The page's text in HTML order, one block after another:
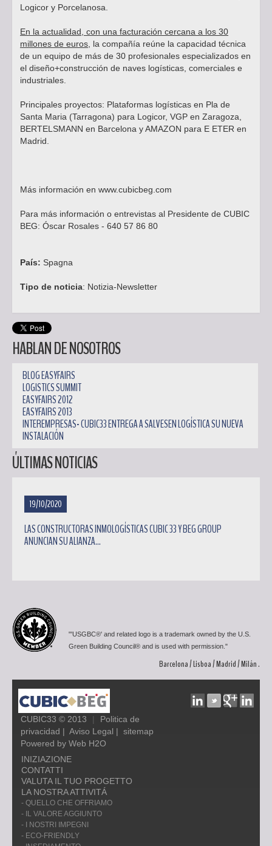
Logicor y Porcelanosa.
En la actualidad, con una facturación cercana a los 30
millones de euros , la compañía reúne la capacidad técnica
de un equipo de más de 30 profesionales especializados en
el diseño+construcción de naves logísticas, comerciales e
industriales.
Principales proyectos: Plataformas logísticas en Pla de
Santa Maria (Tarragona) para Logicor, VGP en Zaragoza,
BERTELSMANN en Barcelona y AMAZON para E ETER en
Madrid.
Más información en www.cubicbeg.com
Para más información o entrevistas al Presidente de CUBIC
BEG: Óscar Rosales - 640 57 86 80
País: Spagna
Tipo de noticia: Notizia-Newsletter
HABLAN DE NOSOTROS
BLOG EASYFAIRS
LOGISTICS SUMMIT
EASYFAIRS 2012
EASYFAIRS 2013
INTEREMPRESAS- CUBIC33 ENTREGA A SALVESEN LOGÍSTICA SU NUEVA
INSTALACIÓN
ÚLTIMAS NOTICIAS
19/10/2020
LAS CONSTRUCTORAS INMOLOGÍSTICAS CUBIC 33 Y BEG GROUP
ANUNCIAN SU ALIANZA...
"'USGBC®' and related logo is a trademark owned by the U.S.
Green Building Council® and is used with permission."
Barcelona / Lisboa / Madrid / Milán .
CUBIC33 © 2013 |
Politica de
privacidad | Aviso Legal | sitemap
Powered by Web H2O
INIZIAZIONE
CONTATTI
VALUTA IL TUO PROGETTO
LA NOSTRA ATTIVITÁ
- QUELLO CHE OFFRIAMO
- IL VALORE AGGIUNTO
- I NOSTRI IMPEGNI
- ECO-FRIENDLY